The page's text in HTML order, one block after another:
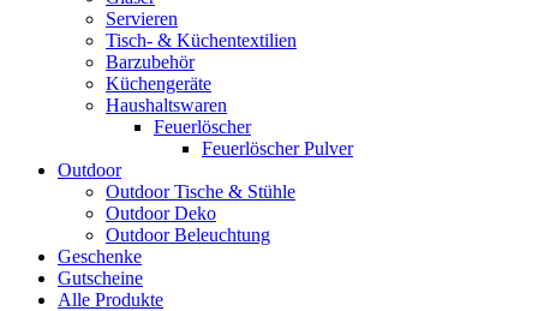
Servieren
Tisch- & Küchentextilien
Barzubehör
Küchengeräte
Haushaltswaren
Feuerlöscher
Feuerlöscher Pulver
Outdoor
Outdoor Tische & Stühle
Outdoor Deko
Outdoor Beleuchtung
Geschenke
Gutscheine
Alle Produkte